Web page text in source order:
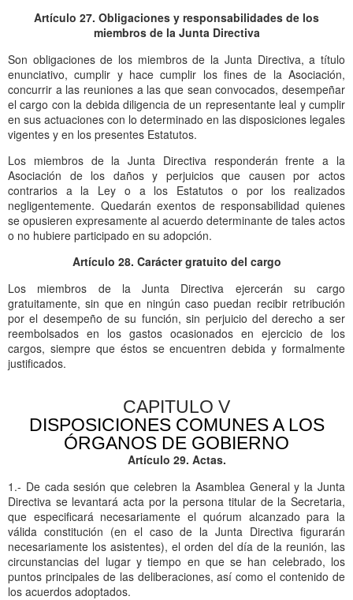
Artículo 27. Obligaciones y responsabilidades de los
miembros de la Junta Directiva
Son obligaciones de los miembros de la Junta Directiva, a título
enunciativo, cumplir y hace cumplir los fines de la Asociación,
concurrir a las reuniones a las que sean convocados, desempeñar
el cargo con la debida diligencia de un representante leal y cumplir
en sus actuaciones con lo determinado en las disposiciones legales
vigentes y en los presentes Estatutos.
Los miembros de la Junta Directiva responderán frente a la
Asociación de los daños y perjuicios que causen por actos
contrarios a la Ley o a los Estatutos o por los realizados
negligentemente. Quedarán exentos de responsabilidad quienes
se opusieren expresamente al acuerdo determinante de tales actos
o no hubiere participado en su adopción.
Artículo 28. Carácter gratuito del cargo
Los miembros de la Junta Directiva ejercerán su cargo
gratuitamente, sin que en ningún caso puedan recibir retribución
por el desempeño de su función, sin perjuicio del derecho a ser
reembolsados en los gastos ocasionados en ejercicio de los
cargos, siempre que éstos se encuentren debida y formalmente
justificados.
CAPITULO V
DISPOSICIONES COMUNES A LOS
ÓRGANOS DE GOBIERNO
Artículo 29. Actas.
1.- De cada sesión que celebren la Asamblea General y la Junta
Directiva se levantará acta por la persona titular de la Secretaria,
que especificará necesariamente el quórum alcanzado para la
válida constitución (en el caso de la Junta Directiva figurarán
necesariamente los asistentes), el orden del día de la reunión, las
circunstancias del lugar y tiempo en que se han celebrado, los
puntos principales de las deliberaciones, así como el contenido de
los acuerdos adoptados.